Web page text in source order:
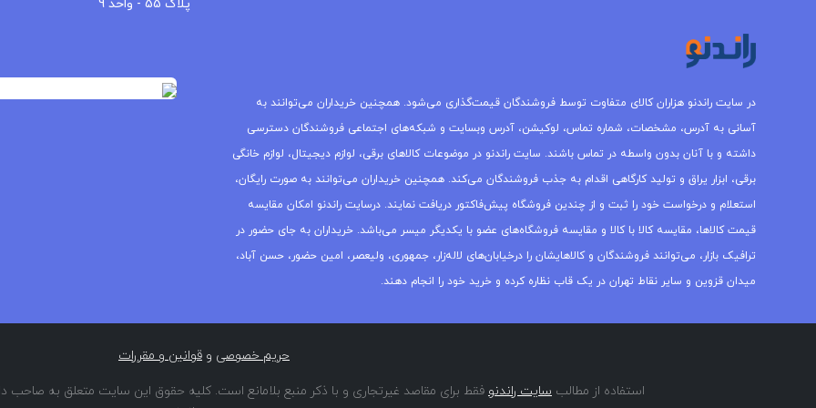
پلاک 55 - واحد 9
در سایت راندنو هزاران کالای متفاوت توسط فروشندگان قیمت‌گذاری می‌شود. همچنین خریداران می‌توانند به
آسانی به آدرس، مشخصات، شماره تماس، لوکیشن، آدرس وبسایت و شبکه‌های اجتماعی فروشندگان دسترسی
داشته و با آنان بدون واسطه در تماس باشند. سایت راندنو در موضوعات کالاهای برقی، لوازم دیجیتال، لوازم خانگی
برقی، ابزار یراق و تولید کارگاهی اقدام به جذب فروشندگان می‌کند. همچنین خریداران می‌توانند به صورت رایگان،
استعلام و درخواست خود را ثبت و از چندین فروشگاه پیش‌فاکتور دریافت نمایند. درسایت راندنو امکان مقایسه
قیمت کالاها، مقایسه کالا با کالا و مقایسه فروشگاه‌های عضو با یکدیگر میسر می‌باشد. خریداران به جای حضور در
ترافیک بازار، می‌توانند فروشندگان و کالاهایشان را درخیابان‌های لاله‌زار، جمهوری، ولیعصر، امین حضور، حسن آباد،
میدان قزوین و سایر نقاط تهران در یک قاب نظاره کرده و خرید خود را انجام دهند.
حریم خصوصی و قوانین و مقررات
استفاده از مطالب سایت راندنو فقط برای مقاصد غیرتجاری و با ذکر منبع بلامانع است. کلیه حقوق این سایت متعلق به